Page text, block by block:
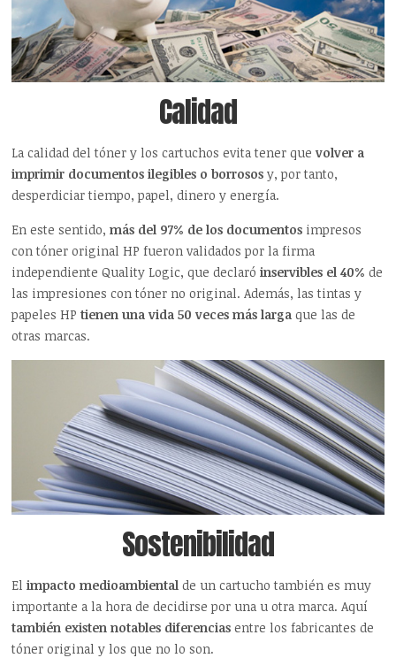
Calidad
La calidad del tóner y los cartuchos evita tener quevolver a
imprimir documentos ilegibles o borrosos y, por tanto,
desperdiciar tiempo, papel, dinero y energía.
En este sentido,más del 97% de los documentos impresos
con tóner original HP fueron validados por la firma
independiente Quality Logic, que declaróinservibles el 40%de
las impresiones con tóner no original. Además, las tintas y
papeles HP tienen una vida 50 veces más larga que las de
otras marcas.
Sostenibilidad
Elimpacto medioambiental de un cartucho también es muy
importante a la hora de decidirse por una u otra marca. Aquí
también existen notables diferencias entre los fabricantes de
tóner original y los que no lo son.